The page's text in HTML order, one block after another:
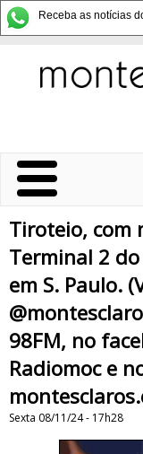
Receba as notícias
Tiroteio, com
Terminal 2
em S. Paulo.
98FM, no
Radiomoc e
Sexta 08/11/24 - 17h28